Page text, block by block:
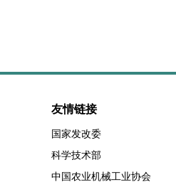
友情链接
国家发改委
科学技术部
中国农业机械工业协会